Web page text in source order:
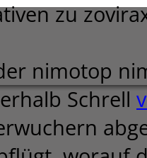
zu
nimotop
Schrell